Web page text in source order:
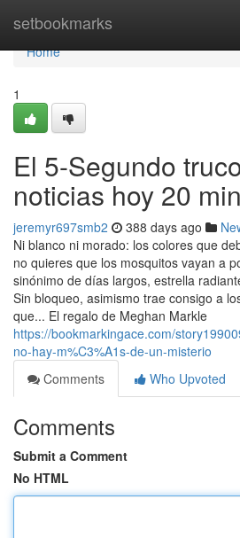
setbookmarks
Home
Home
1
El 5-Segundo
noticias hoy 20
jeremyr697smb2 388 days ago
Ni blanco ni morado: los colores que
no quieres que los mosquitos vayan a
sinónimo de días largos, estrella
Sin bloqueo, asimismo trae consigo a
que... El regalo de Meghan Markle
https://bookmarkingace.com/
no-hay-m%C3%A1s-de-un-misterio
Comments
Who Upvoted
Comments
Submit a Comment
No HTML